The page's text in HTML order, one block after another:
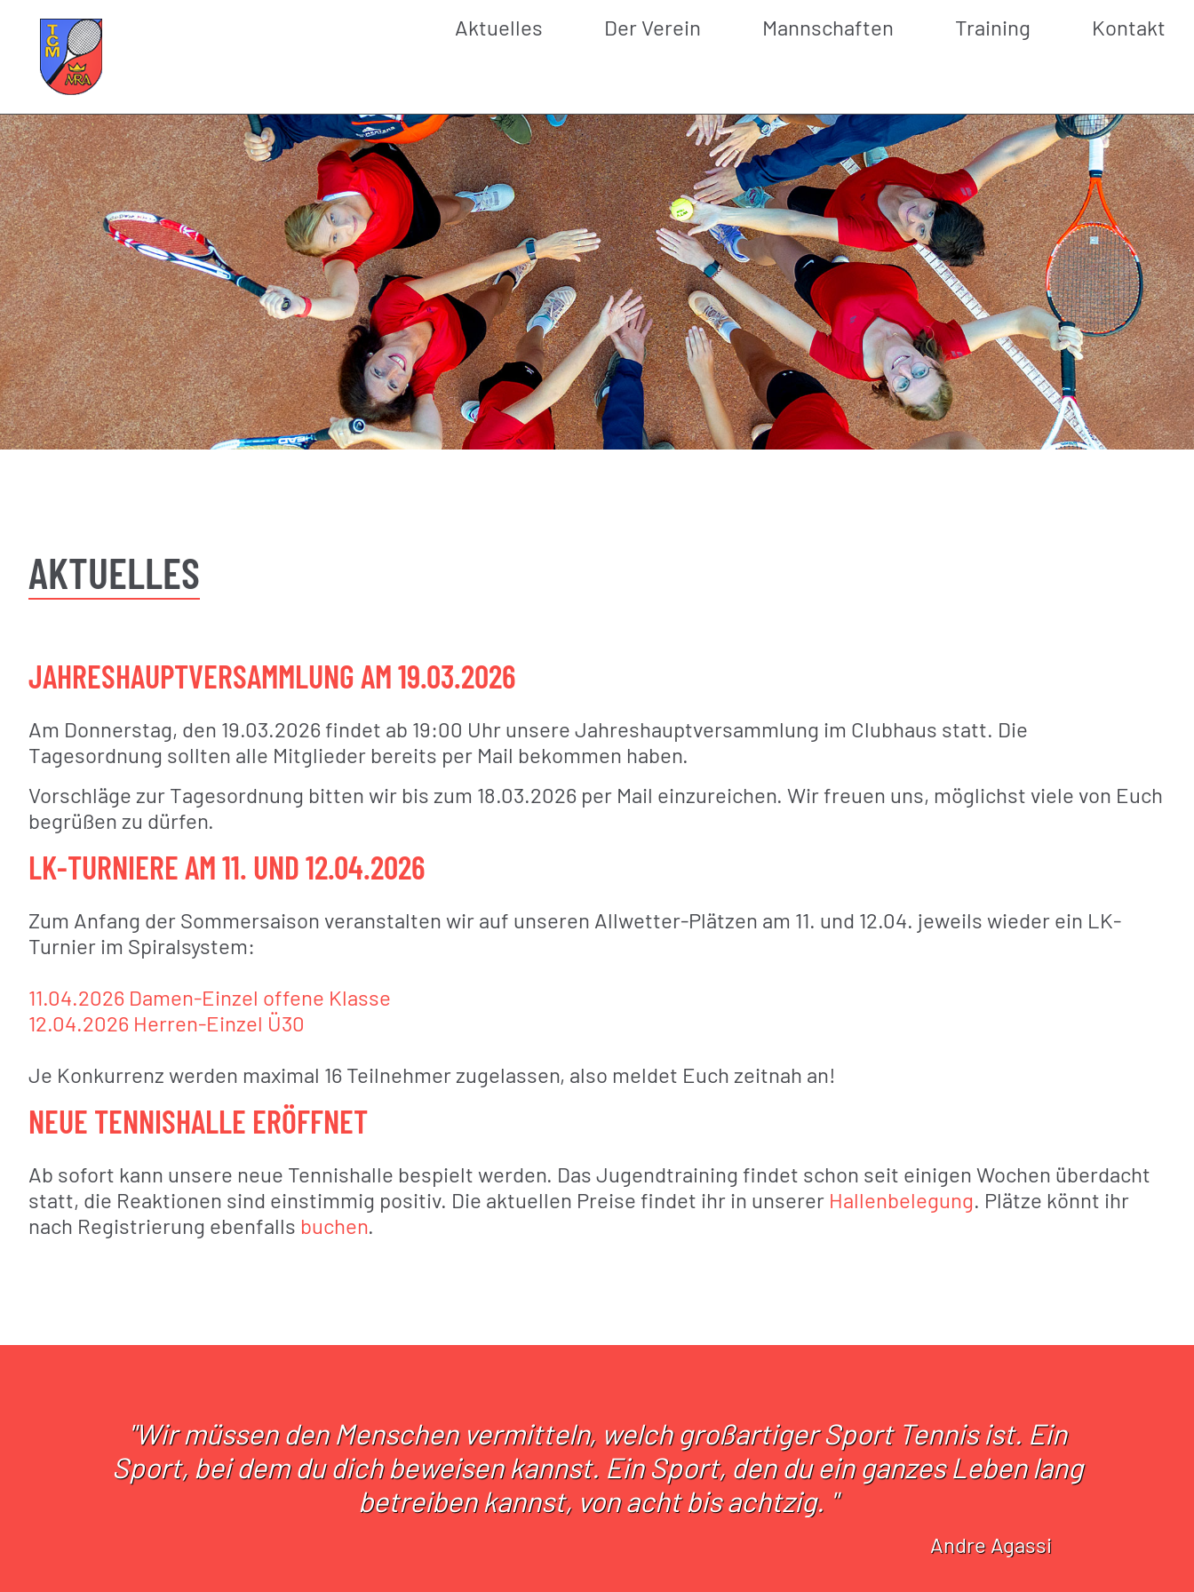
Aktuelles Der Verein Mannschaften Training Kontakt
AKTUELLES
JAHRESHAUPTVERSAMMLUNG AM 19.03.2026
Am Donnerstag, den 19.03.2026 findet ab 19:00 Uhr unsere Jahreshauptversammlung im Clubhaus statt. Die
Tagesordnung sollten alle Mitglieder bereits per Mail bekommen haben.
Vorschläge zur Tagesordnung bitten wir bis zum 18.03.2026 per Mail einzureichen. Wir freuen uns, möglichst viele von Euch
begrüßen zu dürfen.
LK-TURNIERE AM 11. UND 12.04.2026
Zum Anfang der Sommersaison veranstalten wir auf unseren Allwetter-Plätzen am 11. und 12.04. jeweils wieder ein LK-
Turnier im Spiralsystem:
11.04.2026 Damen-Einzel offene Klasse
12.04.2026 Herren-Einzel Ü30
Je Konkurrenz werden maximal 16 Teilnehmer zugelassen, also meldet Euch zeitnah an!
NEUE TENNISHALLE ERÖFFNET
Ab sofort kann unsere neue Tennishalle bespielt werden. Das Jugendtraining findet schon seit einigen Wochen überdacht
statt, die Reaktionen sind einstimmig positiv. Die aktuellen Preise findet ihr in unserer Hallenbelegung. Plätze könnt ihr
nach Registrierung ebenfalls buchen.
"Wir müssen den Menschen vermitteln, welch großartiger Sport Tennis ist. Ein
Sport, bei dem du dich beweisen kannst. Ein Sport, den du ein ganzes Leben lang
betreiben kannst, von acht bis achtzig. "
Andre Agassi